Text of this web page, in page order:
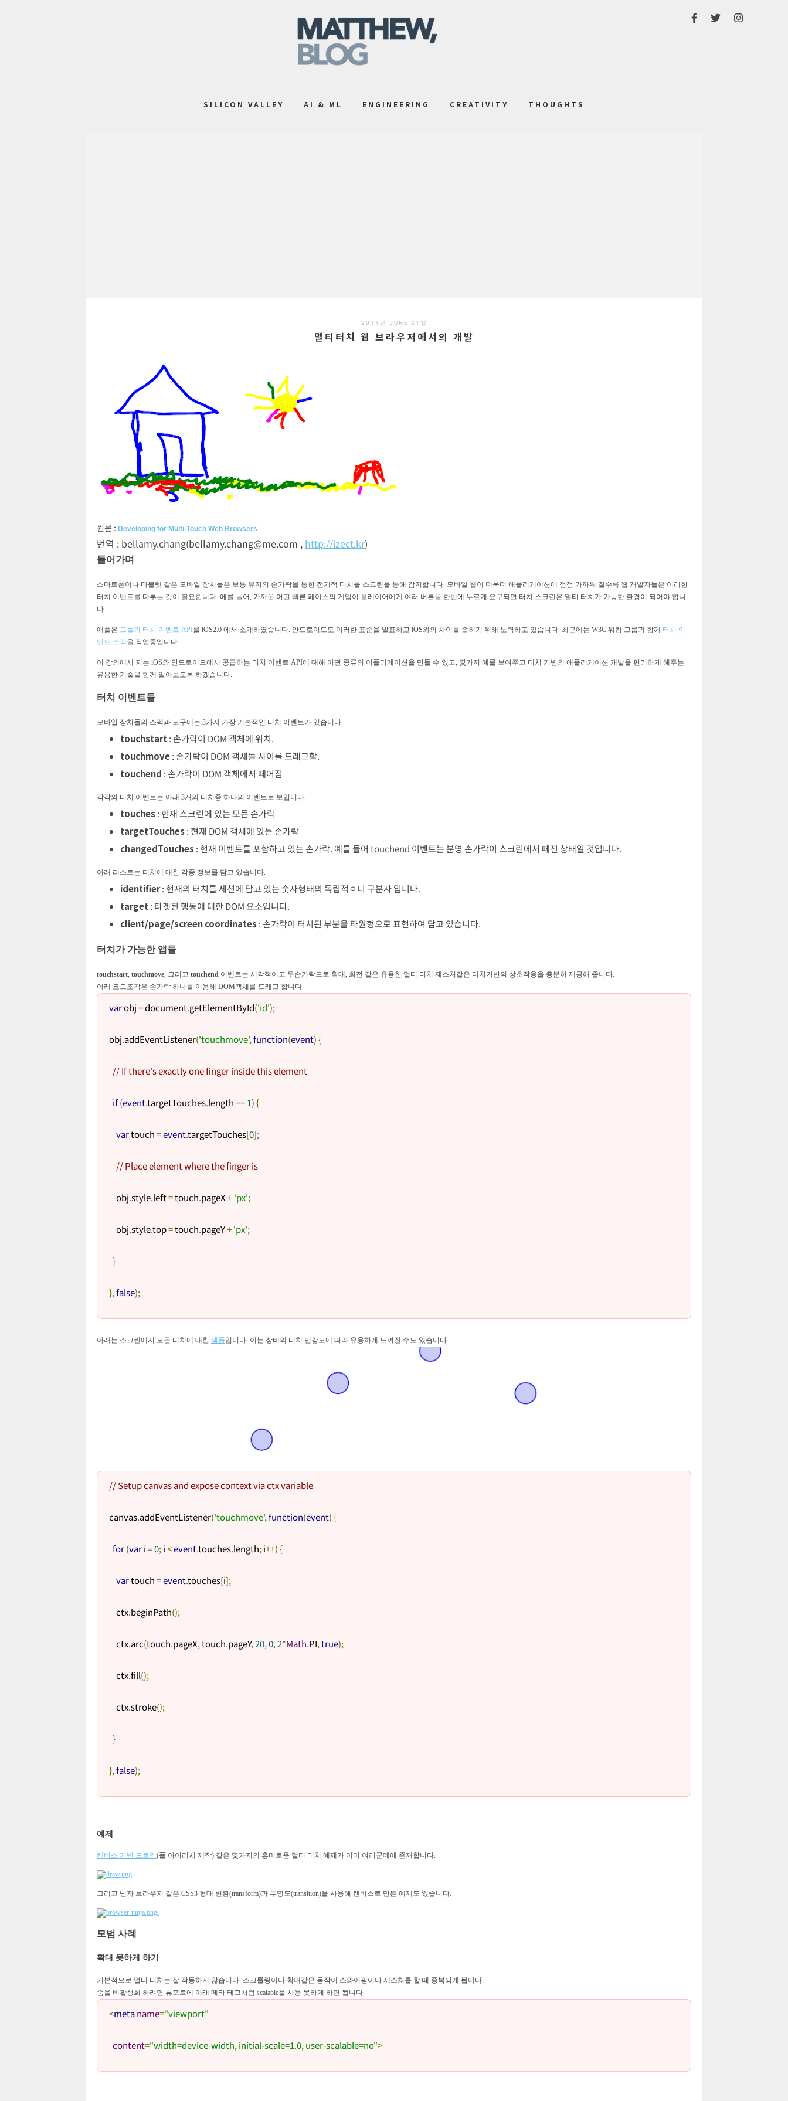
SILICON VALLEY AI & ML ENGINEERING CREATIVITY THOUGHTS
2011년 JUNE 21일
멀티터치 웹 브라우저에서의 개발
원문 : Developing for Multi-Touch Web Browsers
번역 : bellamy.chang(bellamy.chang@me.com , http://izect.kr)
들어가며
스마트폰이나 타블렛 같은 모바일 장치들은 보통 유저의 손가락을 통한 전기적 터치를 스크린을 통해 감지합니다. 모바일 웹이 더욱더 애플리케이션에 점점 가까워 질수록 웹 개발자들은 이러한
터치 이벤트를 다루는 것이 필요합니다. 에를 들어, 가까운 어떤 빠른 페이스의 게임이 플레이어에게 여러 버튼을 한번에 누르게 요구되면 터치 스크린은 멀티 터치가 가능한 환경이 되어야 합니
다.
애플은 그들의 터치 이벤트 API를 iOS2.0 에서 소개하였습니다. 안드로이드도 이러한 표준을 발표하고 iOS와의 차이를 좁히기 위해 노력하고 있습니다. 최근에는 W3C 워킹 그룹과 함께 터치 이
벤트 스펙을 작업중입니다.
이 강의에서 저는 iOS와 안드로이드에서 공급하는 터치 이벤트 API에 대해 어떤 종류의 어플리케이션을 만들 수 있고, 몇가지 예를 보여주고 터치 기반의 애플리케이션 개발을 편리하게 해주는
유용한 기술을 함께 알아보도록 하겠습니다.
터치 이벤트들
모바일 장치들의 스펙과 도구에는 3가지 가장 기본적인 터치 이벤트가 있습니다.
touchstart : 손가락이 DOM 객체에 위치.
touchmove: 손가락이 DOM 객체들 사이를 드래그함.
touchend : 손가락이 DOM 객체에서 떼어짐
각각의 터치 이벤트는 아래 3개의 터치중 하나의 이벤트로 보입니다.
touches: 현재 스크린에 있는 모든 손가락
targetTouches: 현재 DOM 객체에 있는 손가락
changedTouches: 현재 이벤트를 포함하고 있는 손가락. 예를 들어 touchend 이벤트는 분명 손가락이 스크린에서 떼진 상태일 것입니다.
아래 리스트는 터치에 대한 각종 정보를 담고 있습니다.
identifier: 현재의 터치를 세션에 담고 있는 숫자형태의 독립적ㅇ니 구분자 입니다.
target : 타겟된 행동에 대한 DOM 요소입니다.
client/page/screen coordinates: 손가락이 터치된 부분을 타원형으로 표현하여 담고 있습니다.
터치가 가능한 앱들
touchstart, touchmove, 그리고 touchend 이벤트는 시각적이고 두손가락으로 확대, 회전 같은 유용한 멀티 터치 제스처같은 터치기반의 상호작용을 충분히 제공해 줍니다.
아래 코드조각은 손가락 하나를 이용해 DOM객체를 드래그 합니다.
var obj = document.getElementById('id');
obj.addEventListener('touchmove',function(event){
// If there's exactly one finger inside this element
if(event.targetTouches.length ==1){
var touch =event.targetTouches[0];
// Place element where the finger is
obj.style.left = touch.pageX +'px';
obj.style.top = touch.pageY +'px';
}
},false);
아래는 스크린에서 모든 터치에 대한 샘플입니다. 이는 장비의 터치 민감도에 따라 유용하게 느껴질 수도 있습니다.
// Setup canvas and expose context via ctx variable
canvas.addEventListener('touchmove',function(event){
for(var i =0; i <event.touches.length; i++){
var touch =event.touches[i];
ctx.beginPath();
ctx.arc(touch.pageX, touch.pageY,20,0,2*Math.PI,true);
ctx.fill();
ctx.stroke();
}
},false);
예제
캔버스 기반 드로잉(폴 아이리시 제작) 같은 몇가지의 흥미로운 멀티 터치 예제가 이미 여러군데에 존재합니다.
그리고 닌자 브라우저 같은 CSS3 형태 변환(transform)과 투명도(transition)을 사용해 캔버스로 만든 예제도 있습니다.
모범 사례
확대 못하게 하기
기본적으로 멀티 터치는 잘 작동하지 않습니다. 스크롤링이나 확대같은 동작이 스와이핑이나 제스처를 할 때 중복되게 됩니다.
줌을 비활성화 하려면 뷰포트에 아래 메타 테그처럼 scalable을 사용 못하게 하면 됩니다.
<metaname="viewport"
content="width=device-width, initial-scale=1.0, user-scalable=no">